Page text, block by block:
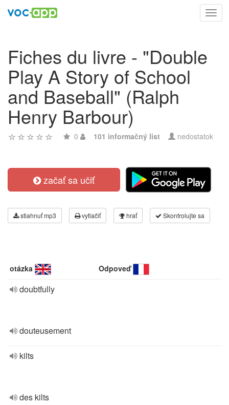
Fiches du livre - "Double
Play A Story of School
and Baseball" (Ralph
Henry Barbour)
0 101 informačný list nedostatok
začať sa učiť
stiahnuť mp3 vytlačiť hrať Skontrolujte sa
otázka Odpoveď
doubtfully
douteusement
kilts
des kilts